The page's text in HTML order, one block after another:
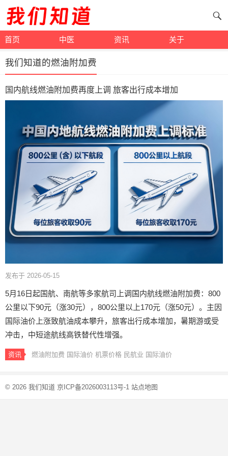
首页 中医 资讯 关于
我们知道的燃油附加费
国内航线燃油附加费再度上调 旅客出行成本增加
发布于 2026-05-15
5月16日起国航、南航等多家航司上调国内航线燃油附加费：800
公里以下90元（涨30元），800公里以上170元（涨50元）。主因
国际油价上涨致航油成本攀升，旅客出行成本增加，暑期游或受
冲击，中短途航线高铁替代性增强。
资讯 燃油附加费 国际油价 机票价格 民航业 国际油价
© 2026 我们知道 京ICP备2026003113号-1 站点地图